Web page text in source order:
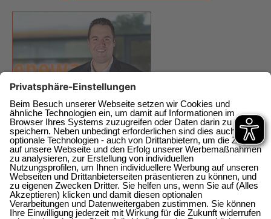
enewa GmbH
Energie + Wasser Wachtberg
Am Wachtbergring 2a
direkt am EKZ
53343 Wachtberg-Berkum
0228 / 377368 0